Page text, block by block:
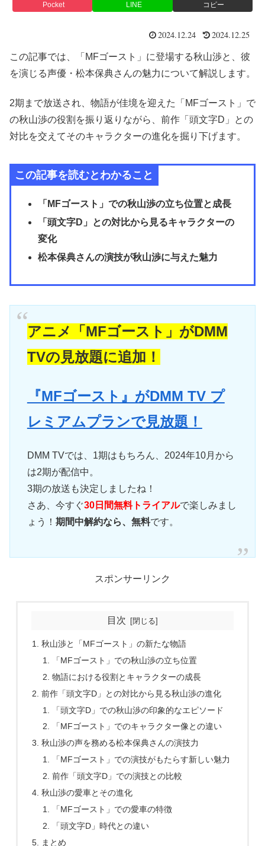
Pocket LINE コピー
2024.12.24 2024.12.25
この記事では、「MFゴースト」に登場する秋山渉と、彼
を演じる声優・松本保典さんの魅力について解説します。
2期まで放送され、物語が佳境を迎えた「MFゴースト」で
の秋山渉の役割を振り返りながら、前作「頭文字D」との
対比を交えてそのキャラクターの進化を掘り下げます。
この記事を読むとわかること
「MFゴースト」での秋山渉の立ち位置と成長
「頭文字D」との対比から見るキャラクターの
変化
松本保典さんの演技が秋山渉に与えた魅力
アニメ「MFゴースト」がDMM
TVの見放題に追加！
『MFゴースト』がDMM TV プ
レミアムプランで見放題！
DMM TVでは、1期はもちろん、2024年10月から
は2期が配信中。
3期の放送も決定しましたね！
さあ、今すぐ30日間無料トライアルで楽しみまし
ょう！ 期間中解約なら、無料です。
スポンサーリンク
目次
秋山渉と「MFゴースト」の新たな物語
「MFゴースト」での秋山渉の立ち位置
物語における役割とキャラクターの成長
前作「頭文字D」との対比から見る秋山渉の進化
「頭文字D」での秋山渉の印象的なエピソード
「MFゴースト」でのキャラクター像との違い
秋山渉の声を務める松本保典さんの演技力
「MFゴースト」での演技がもたらす新しい魅力
前作「頭文字D」での演技との比較
秋山渉の愛車とその進化
「MFゴースト」での愛車の特徴
「頭文字D」時代との違い
まとめ